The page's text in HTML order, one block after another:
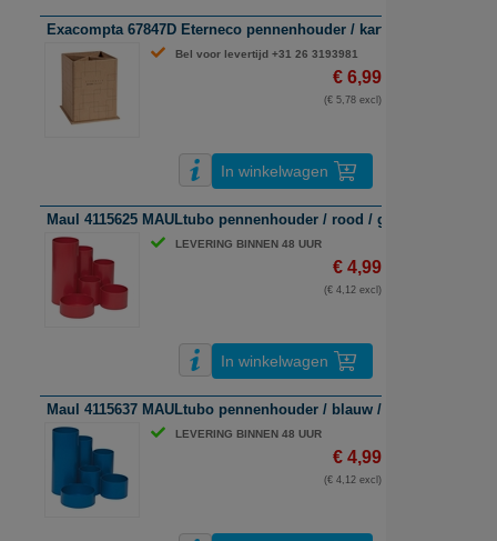
Exacompta 67847D Eterneco pennenhouder / karton / bruin
Bel voor levertijd +31 26 3193981
€ 6,99
(€ 5,78 excl)
In winkelwagen
Maul 4115625 MAULtubo pennenhouder / rood / gerecycled
LEVERING BINNEN 48 UUR
€ 4,99
(€ 4,12 excl)
In winkelwagen
Maul 4115637 MAULtubo pennenhouder / blauw / gerecycled
LEVERING BINNEN 48 UUR
€ 4,99
(€ 4,12 excl)